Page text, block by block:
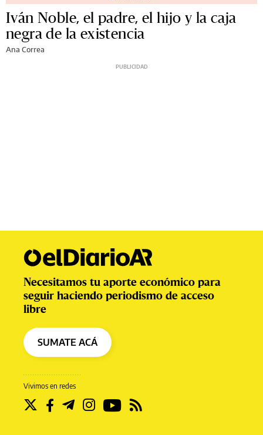
Iván Noble, el padre, el hijo y la caja
negra de la existencia
Ana Correa
Vivimos en redes
Necesitamos tu aporte económico para
seguir haciendo periodismo de acceso
libre
SUMATE ACÁ